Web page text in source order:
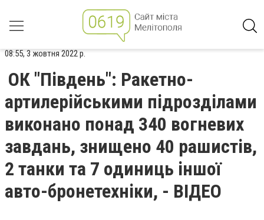
08:55, 3 жовтня 2022 р.
ОК "Південь": Ракетно-
артилерійськими підрозділами
виконано понад 340 вогневих
завдань, знищено 40 рашистів,
2 танки та 7 одиниць іншої
авто-бронетехніки, - ВІДЕО